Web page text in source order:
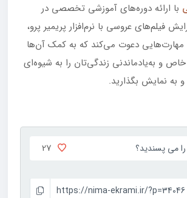
با ارائه دوره‌های آموزشی تخصصی در
فیلم‌های عروسی با نرم‌افزار پریمیر پرو،
مهارت‌هایی دعوت می‌کند که به کمک آن‌ها
و به‌یادماندنی زندگی‌تان را به شیوه‌ای
به نمایش بگذارید.
می پسندید؟ 27
https://nima-ekrami.ir/?p=34046